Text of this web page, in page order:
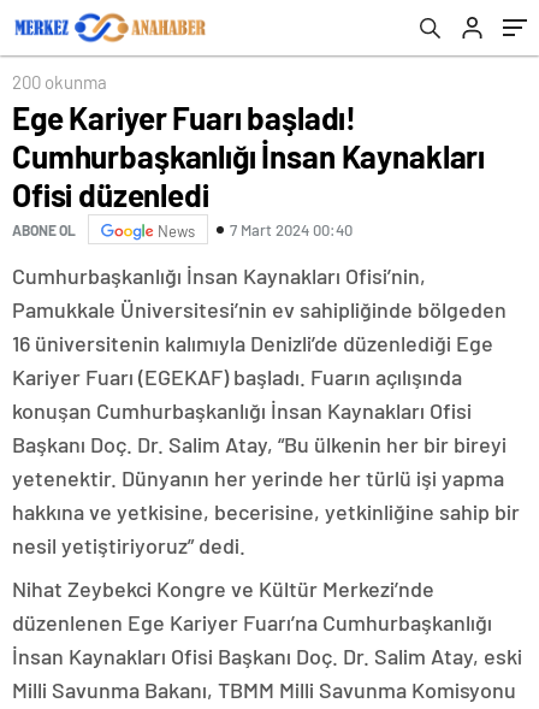
200 okunma
Ege Kariyer Fuarı başladı!
Cumhurbaşkanlığı İnsan Kaynakları
Ofisi düzenledi
ABONE OL News 7 Mart 2024 00:40
Cumhurbaşkanlığı İnsan Kaynakları Ofisi’nin,
Pamukkale Üniversitesi’nin ev sahipliğinde bölgeden
16 üniversitenin kalımıyla Denizli’de düzenlediği Ege
Kariyer Fuarı (EGEKAF) başladı. Fuarın açılışında
konuşan Cumhurbaşkanlığı İnsan Kaynakları Ofisi
Başkanı Doç. Dr. Salim Atay, “Bu ülkenin her bir bireyi
yetenektir. Dünyanın her yerinde her türlü işi yapma
hakkına ve yetkisine, becerisine, yetkinliğine sahip bir
nesil yetiştiriyoruz” dedi.
Nihat Zeybekci Kongre ve Kültür Merkezi’nde
düzenlenen Ege Kariyer Fuarı’na Cumhurbaşkanlığı
İnsan Kaynakları Ofisi Başkanı Doç. Dr. Salim Atay, eski
Milli Savunma Bakanı, TBMM Milli Savunma Komisyonu